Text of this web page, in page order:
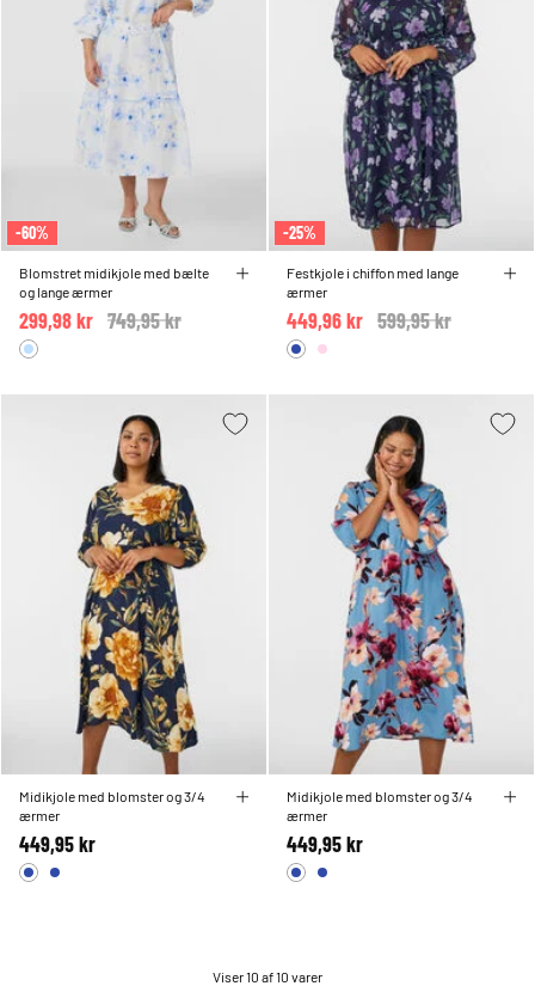
-60%
Blomstret midikjole med bælte
og lange ærmer
Price reduced from
749,95 kr
299,98 kr
-25%
Festkjole i chiffon med lange
ærmer
Price reduced from
599,95 kr
449,96 kr
Midikjole med blomster og 3/4
ærmer
449,95 kr
Midikjole med blomster og 3/4
ærmer
449,95 kr
Viser 10 af 10 varer